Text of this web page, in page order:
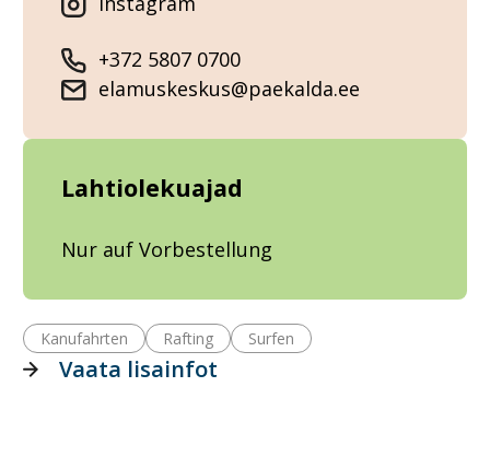
+372 5807 0700
elamuskeskus@paekalda.ee
Lahtiolekuajad
Nur auf Vorbestellung
Kanufahrten Rafting Surfen
Vaata lisainfot